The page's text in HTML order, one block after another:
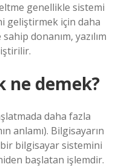
genellikle sistemi
geliştirmek için daha
donanım, yazılım
ne demek?
daha fazla
anlamı). Bilgisayarın
bir bilgisayar sistemini
başlatan işlemdir.